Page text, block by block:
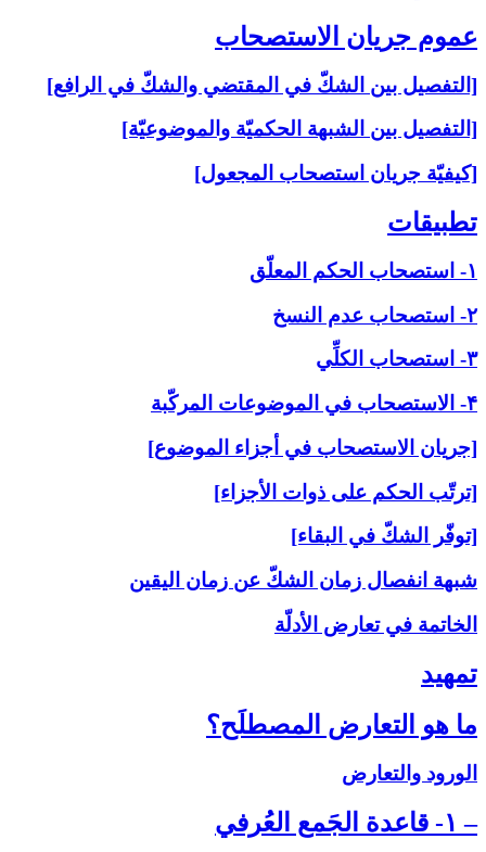
عموم جريان الاستصحاب‏
[التفصيل بين الشكّ في المقتضي والشكّ في الرافع]
[التفصيل بين الشبهة الحكميّة والموضوعيّة]
[كيفيّة جريان استصحاب المجعول]
تطبيقات‏
۱- استصحاب الحكم المعلّق
۲- استصحاب عدم النسخ
۳- استصحاب الكلِّي
۴- الاستصحاب في الموضوعات المركّبة
[جريان الاستصحاب في أجزاء الموضوع]
[ترتّب الحكم على ذوات الأجزاء]
[توفّر الشكّ في البقاء]
شبهة انفصال زمان الشكّ عن زمان اليقين
الخاتمة في تعارض الأدلّة
تمهيد
ما هو التعارض المصطلَح؟
الورود والتعارض
– ۱- قاعدة الجَمع العُرفي‏